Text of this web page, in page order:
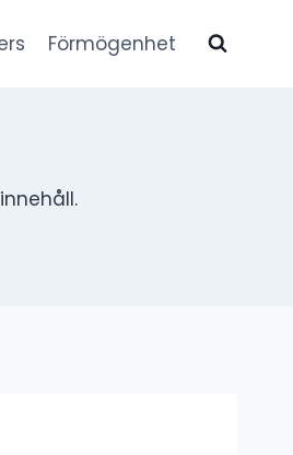
Förmögenhet